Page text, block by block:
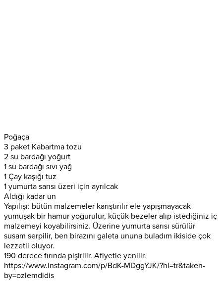
Poğaça
3 paket Kabartma tozu
2 su bardağı yoğurt
1 su bardağı sıvı yağ
1 Çay kaşığı tuz
1 yumurta sarısı üzeri için ayrılcak
Aldığı kadar un
Yapılışı: bütün malzemeler karıştırılır ele yapışmayacak
yumuşak bir hamur yoğurulur, küçük bezeler alıp istediğiniz iç
malzemeyi koyabilirsiniz. Üzerine yumurta sarısı sürülür
susam serpilir, ben birazını galeta ununa buladım ikiside çok
lezzetli oluyor.
190 derece fırında pişirilir. Afiyetle yenilir.
https://www.instagram.com/p/BdK-MDggYJK/?hl=tr&taken-
by=ozlemdidis